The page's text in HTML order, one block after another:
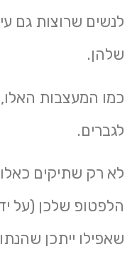
לנשים שרוצות גם
שלהן.
כמו המעצבות האלו,
לגברים.
לא רק שתיקים
הלפטופ שלכן (על
שאפילו ייתכן